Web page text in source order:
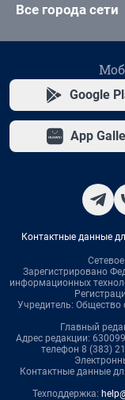
Все города сети
Google
App
Контактные данные
Зарегистрировано
информационных
Учредитель: Общество
Главный
Адрес редакции:
телефон 8 (383)
Контактные данные
Техподдержка: